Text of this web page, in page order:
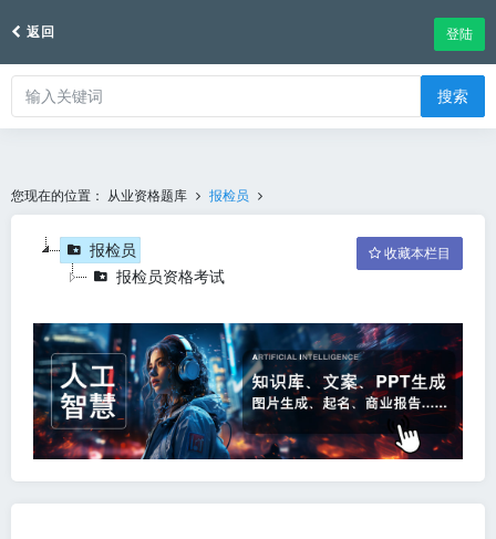
返回 登陆
搜索
您现在的位置： 从业资格题库 报检员
收藏本栏目
报检员
报检员资格考试